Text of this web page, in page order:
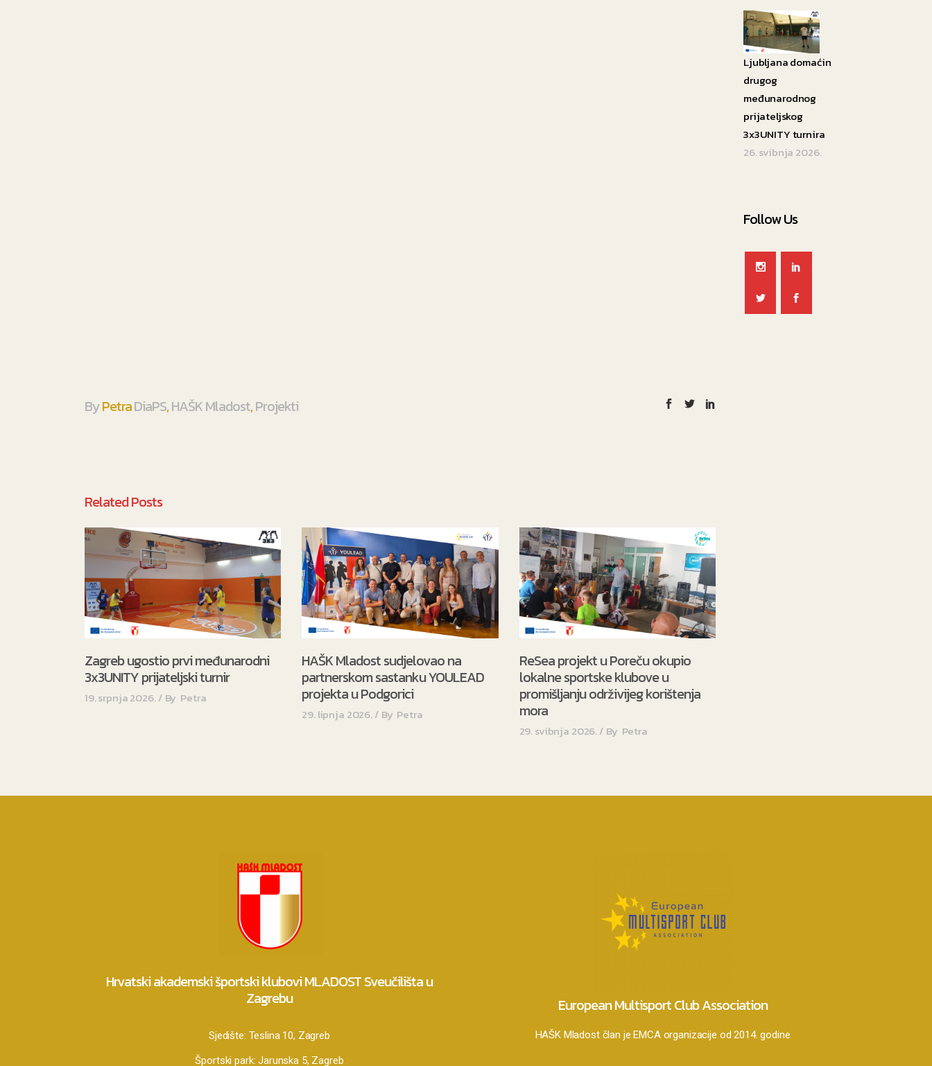
Ljubljana domaćin
drugog
međunarodnog
prijateljskog
3x3UNITY turnira
26. svibnja 2026.
Follow Us
Hrvatski akademski športski klubovi MLADOST Sveučilišta u
Zagrebu
Sjedište:
Teslina 10, Zagreb
Športski park:
Jarunska 5, Zagreb
info@hask-mladost.hr
European Multisport Club Association